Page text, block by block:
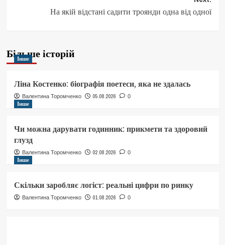
На якій відстані садити троянди одна від одної
Більше історій
Інше
Ліна Костенко: біографія поетеси, яка не здалась
Валентина Торомченко 05.08.2026 0
Інше
Чи можна дарувати годинник: прикмети та здоровий
глузд
Валентина Торомченко 02.08.2026 0
Інше
Скільки заробляє логіст: реальні цифри по ринку
Валентина Торомченко 01.08.2026 0